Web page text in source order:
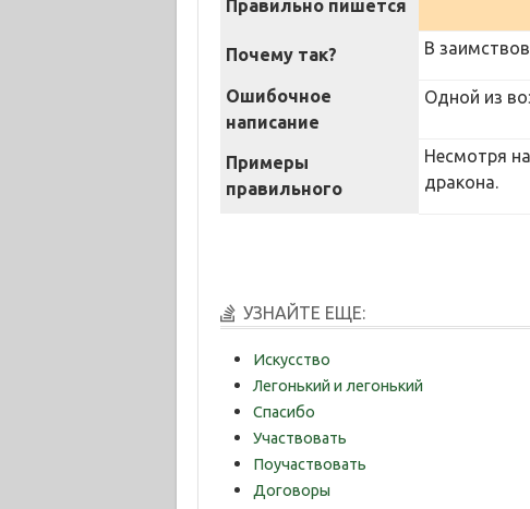
Правильно пишется
Почему так? В
Ошибочное
написание
Одной из
Примеры
правильного
Несмотря
дракона.
УЗНАЙТЕ ЕЩЕ:
Искусство
Легонький и легонький
Спасибо
Участвовать
Поучаствовать
Договоры